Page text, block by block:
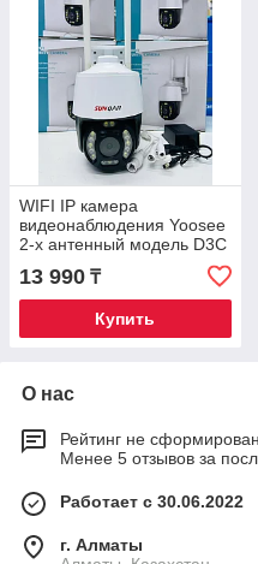
WIFI IP камера
видеонаблюдения Yoosee
2-х антенный модель D3C
13 990 ₸
Купить
О нас
Рейтинг не сформирован
Менее 5 отзывов за
Работает с 30.06.2022
г. Алматы